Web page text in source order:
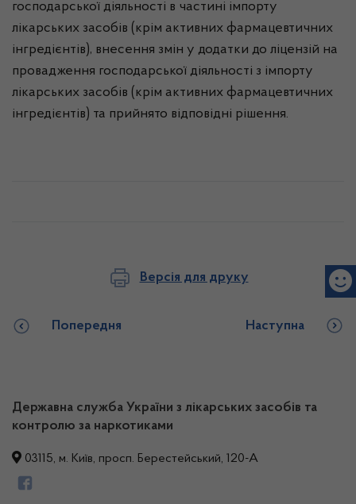
господарської діяльності в частині імпорту
лікарських засобів (крім активних фармацевтичних
інгредієнтів), внесення змін у додатки до ліцензій на
провадження господарської діяльності з імпорту
лікарських засобів (крім активних фармацевтичних
інгредієнтів) та прийнято відповідні рішення.
Версія для друку
Попередня Наступна
Державна служба України з лікарських засобів та
контролю за наркотиками
03115, м. Київ, просп. Берестейський, 120-А